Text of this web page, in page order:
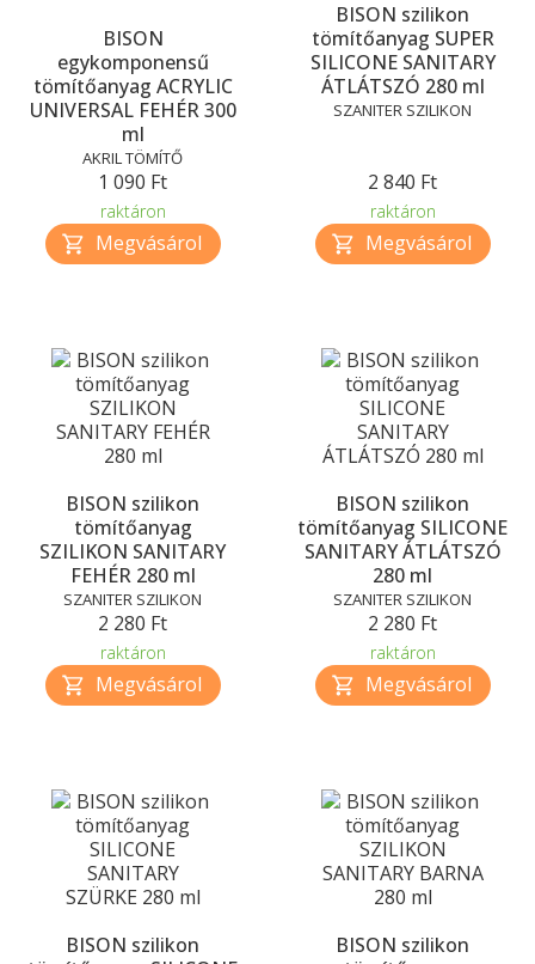
BISON
egykomponensű
tömítőanyag ACRYLIC
UNIVERSAL FEHÉR 300
ml
AKRIL TÖMÍTŐ
1 090 Ft
raktáron
BISON szilikon
tömítőanyag SUPER
SILICONE SANITARY
ÁTLÁTSZÓ 280 ml
SZANITER SZILIKON
2 840 Ft
raktáron
BISON szilikon
tömítőanyag
SZILIKON SANITARY
FEHÉR 280 ml
SZANITER SZILIKON
2 280 Ft
raktáron
BISON szilikon
tömítőanyag SILICONE
SANITARY ÁTLÁTSZÓ
280 ml
SZANITER SZILIKON
2 280 Ft
raktáron
BISON szilikon
BISON szilikon